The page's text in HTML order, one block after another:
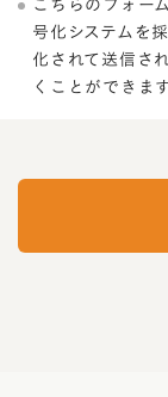
こちらのフォー
号化システムを
化されて送信さ
くことができます